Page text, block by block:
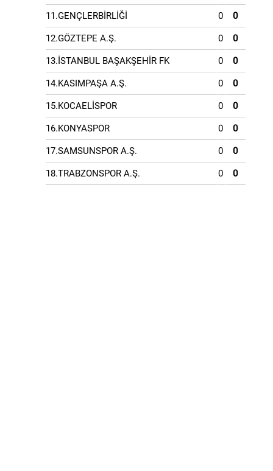
11.GENÇLERBİRLİĞİ 0 0
12.GÖZTEPE A.Ş. 0 0
13.İSTANBUL BAŞAKŞEHİR FK 0 0
14.KASIMPAŞA A.Ş. 0 0
15.KOCAELİSPOR 0 0
16.KONYASPOR 0 0
17.SAMSUNSPOR A.Ş. 0 0
18.TRABZONSPOR A.Ş. 0 0